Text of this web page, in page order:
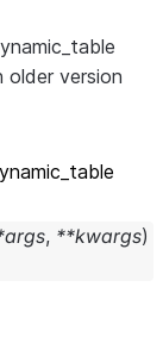
older version
table
args, **kwargs)